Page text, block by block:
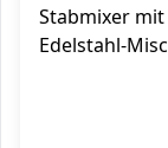
Stabmixer
Edelstahl-